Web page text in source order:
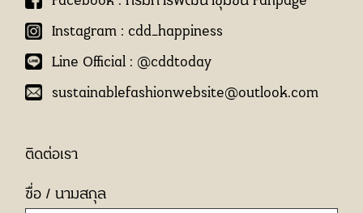
Instagram : cdd_happiness
Line Official : @cddtoday
sustainablefashionwebsite@outlook.com
ติดต่อเรา
ชื่อ / นามสกุล